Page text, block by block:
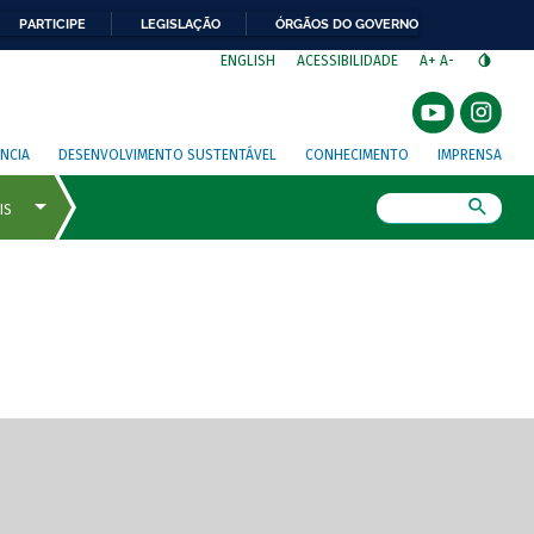
PARTICIPE LEGISLAÇÃO ÓRGÃOS DO GOVERNO
ENGLISH ACESSIBILIDADE A+ A-
DESENVOLVIMENTO SUSTENTÁVEL CONHECIMENTO IMPRENSA
de tela